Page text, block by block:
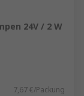
24V / 2 W
7,67 €/Packung